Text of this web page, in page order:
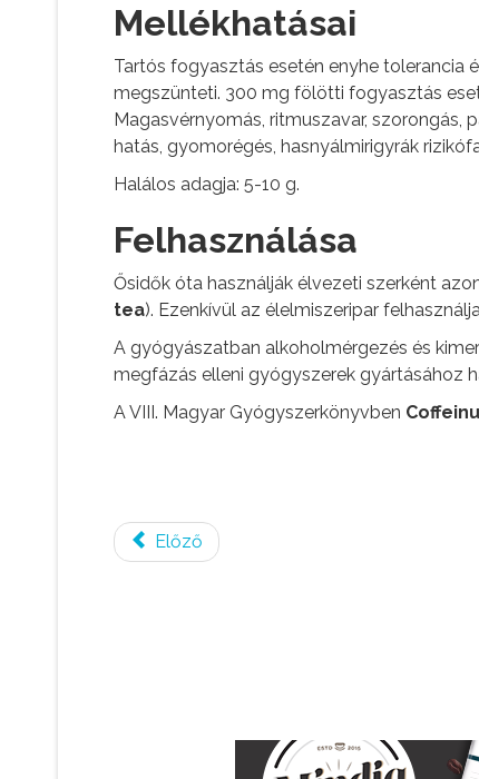
Mellékhatásai
Tartós fogyasztás esetén enyhe tolerancia
megszünteti. 300 mg fölötti fogyasztás
Magasvérnyomás, ritmuszavar, szorongás,
hatás, gyomorégés, hasnyálmirigyrák
Halálos adagja: 5-10 g.
Felhasználása
Ősidők óta használják élvezeti szerként
tea). Ezenkívül az élelmiszeripar
A gyógyászatban alkoholmérgezés és
megfázás elleni gyógyszerek gyártásához
A VIII. Magyar Gyógyszerkönyvben
Előző